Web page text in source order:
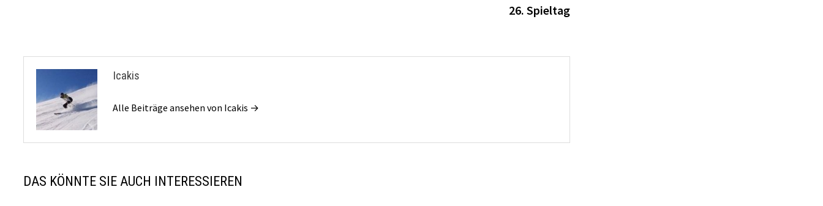
26. Spieltag
Icakis
Alle Beiträge ansehen von Icakis →
DAS KÖNNTE SIE AUCH INTERESSIEREN